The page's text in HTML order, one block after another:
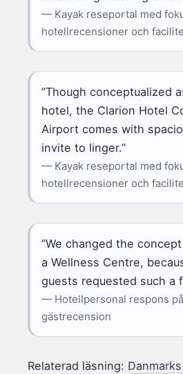
— Kayak reseportal med
hotellrecensioner och
”Though conceptualized
hotel, the Clarion Hotel
Airport comes with
invite to linger.”
— Kayak reseportal med
hotellrecensioner och
”We changed the
a Wellness Centre,
guests requested such a
— Hotellpersonal respons
gästrecension
Relaterad läsning: